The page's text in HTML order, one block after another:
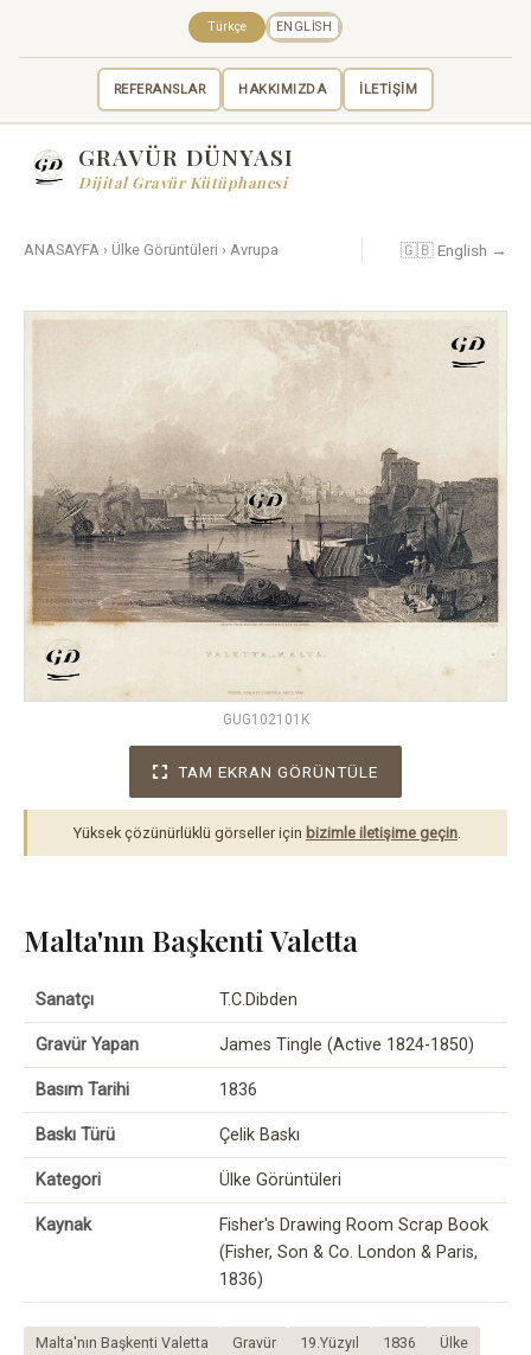
REFERANSLAR HAKKIMIZDA İLETİŞİM
Türkçe ENGLISH
GRAVÜR DÜNYASI
Dijital Gravür Kütüphanesi
ANASAYFA › Ülke Görüntüleri › Avrupa 🇬🇧 English →
GUG102101K
TAM EKRAN GÖRÜNTÜLE
Yüksek çözünürlüklü görseller için bizimle iletişime geçin
Malta'nın Başkenti Valetta
Sanatçı T.C.Dibden
Gravür Yapan James Tingle (Active 1824-1850)
Basım Tarihi 1836
Baskı Türü Çelik Baskı
Kategori Ülke Görüntüleri
Kaynak
Fisher's Drawing Room Scrap Book
(Fisher, Son & Co. London & Paris,
1836)
Malta'nın Başkenti Valetta Gravür 19.Yüzyıl 1836
Ülke